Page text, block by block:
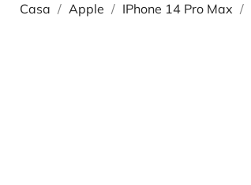
Casa Apple IPhone 14 Pro Max